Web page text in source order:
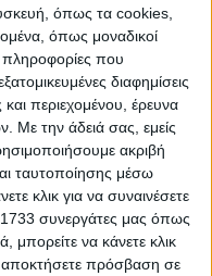
όπως τα cookies,
όπως μοναδικοί
πληροφορίες που
διαφημίσεις
περιεχομένου, έρευνα
Με την άδειά σας, εμείς
ακριβή
ταυτοποίησης μέσω
κλικ για να συναινέσετε
συνεργάτες μας όπως
μπορείτε να κάνετε κλικ
αποκτήσετε πρόσβαση σε